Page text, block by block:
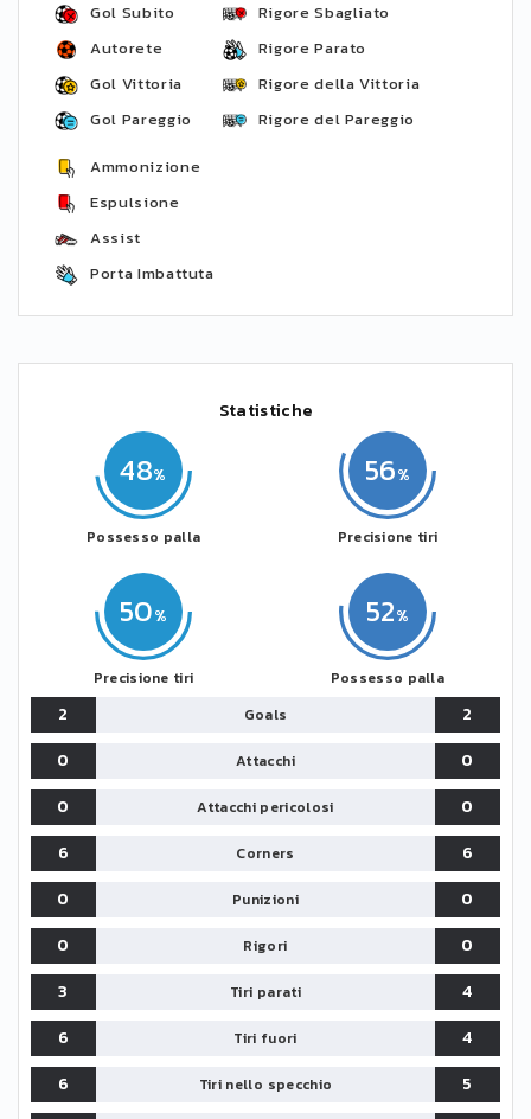
Gol Subito
Autorete
Gol Vittoria
Gol Pareggio
Rigore Sbagliato
Rigore Parato
Rigore della Vittoria
Rigore del Pareggio
Ammonizione
Espulsione
Assist
Porta Imbattuta
Statistiche
48
Possesso palla
50
Precisione tiri
52
Possesso palla
56
Precisione tiri
2 Goals
2
0
Attacchi
0
0
Attacchi pericolosi
0
6
Corners
6
0
Punizioni
0
0
Rigori
0
3
Tiri parati
4
6
Tiri fuori
4
6
Tiri nello specchio
5